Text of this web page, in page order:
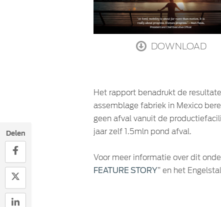
DOWNLOAD
Het rapport benadrukt de
assemblage fabriek in Mexico
geen afval vanuit de
jaar zelf 1.5mln pond afval.
Voor meer informatie over dit
FEATURE STORY” en het
Delen